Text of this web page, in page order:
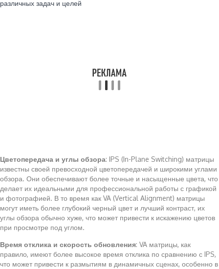
различных задач и целей
Цветопередача и углы обзора: IPS (In-Plane Switching) матрицы
известны своей превосходной цветопередачей и широкими углами
обзора. Они обеспечивают более точные и насыщенные цвета, что
делает их идеальными для профессиональной работы с графикой
и фотографией. В то время как VA (Vertical Alignment) матрицы
могут иметь более глубокий черный цвет и лучший контраст, их
углы обзора обычно хуже, что может привести к искажению цветов
при просмотре под углом.
Время отклика и скорость обновления: VA матрицы, как
правило, имеют более высокое время отклика по сравнению с IPS,
что может привести к размытиям в динамичных сценах, особенно в